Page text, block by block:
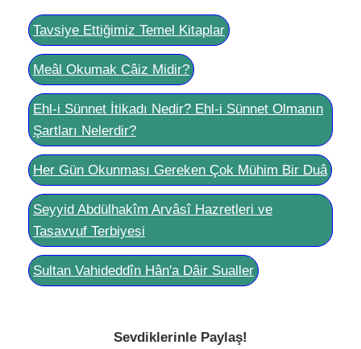
Tavsiye Ettiğimiz Temel Kitaplar
Meâl Okumak Câiz Midir?
Ehl-i Sünnet İtikadı Nedir? Ehl-i Sünnet Olmanın
Şartları Nelerdir?
Her Gün Okunması Gereken Çok Mühim Bir Duâ
Seyyid Abdülhakîm Arvâsî Hazretleri ve
Tasavvuf Terbiyesi
Sultan Vahideddîn Hân'a Dâir Sualler
Sevdiklerinle Paylaş!